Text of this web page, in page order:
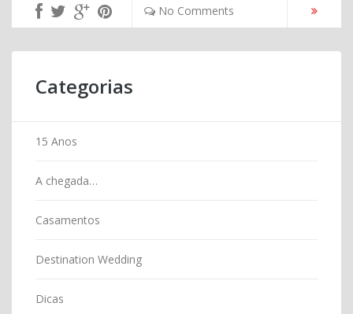
No Comments
Categorias
15 Anos
A chegada…
Casamentos
Destination Wedding
Dicas